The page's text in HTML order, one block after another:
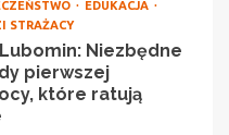
EDUKACJA
STRAŻACY
Lubomin: Niezbędne
pierwszej
które ratują